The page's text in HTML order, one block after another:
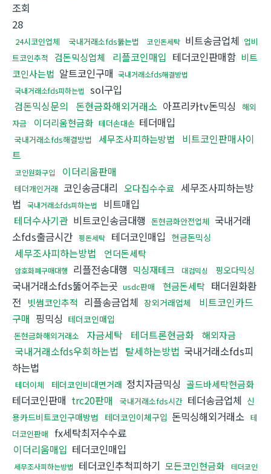
조회
28
24시코인업체 국내거래소fds뚫는법 코인돈세탁 비트송금업체 업비
트코인추적
검돈믹싱업체 리플코인매입 테더코인판매함 비트
코인사는법 알트코인구매 국내거래소fds해결방법
국내거래소fds피하는법
sol구입
검돈믹싱문의
돈현금화해외거래소 아프리카tv돈믹싱
해외
자금
이더리움현금화 테더손대손 테더매입
국내거래소fds해결방법 세무조사피하는방법
비트코인판매사이
트
코인원화구입 이더리움판매
테더개인거래 코인송금대리 오다집수수료 세무조사피하는방
법
국내거래소fds피하는법
비트매입
테더수사기관 비트코인송금대행 돈현금화안전업체 국내거래
소fds출금시간 핑돈세탁 테더코인매입 현금돈믹싱
세무조사피하는방법 언더돈세탁
암호화폐구매대행 리플전송대행 믹싱재테크 대검믹싱 핑오다믹싱
국내거래소fds뚫어주는곳 usdc판매 현금돈세탁 태더원화환
전 빗썸코인추적 리플송금업체 장외거래업체
비트코인카드
구매 핑믹싱 테더코인매입
돈현금화해외거래소 자금세탁 테더트론현금화 해외자금
국내거래소fds우회하는법 탈세하는방법 국내거래소fds피
하는법
테더이체 테더코인비대면거래 정치자금믹싱 골드바세탁현금화
테더코인판매 trc20판매 국내거래소fds시간 테더송금업체 신
용카드비트코인구매방법
테더코인이체구입 돈믹싱해외거래소 테
더코인판매 fx세탁최저수수료
이더리움매입 테더코인매입
세무조사피하는방법 테더코인추척피하기 모든코인현금화
테더코인